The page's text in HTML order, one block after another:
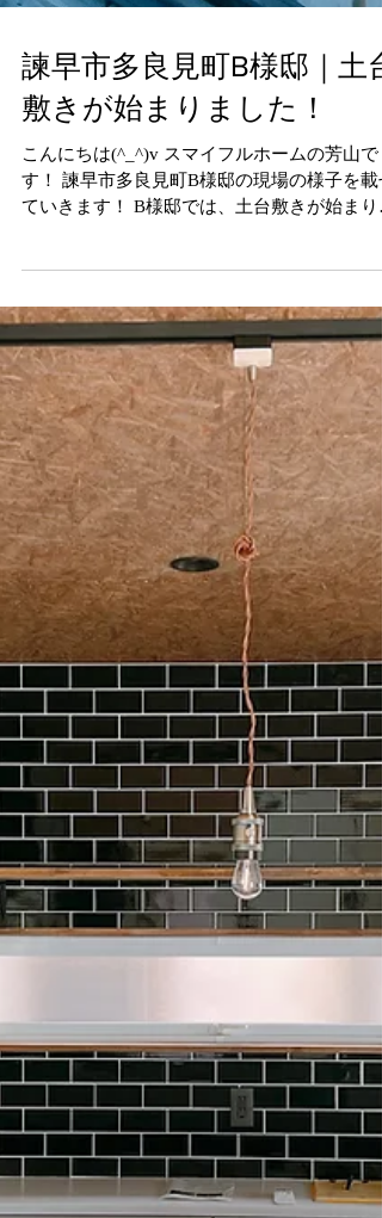
諫早市多良見町B様邸｜土台
敷きが始まりました！
す！ 諫早市多良見町B様邸の現場の様子を載
した！ ここ1週間は、天気の安定しない日が
きましたが、基礎工事もなんとか仕上げても
いました。...